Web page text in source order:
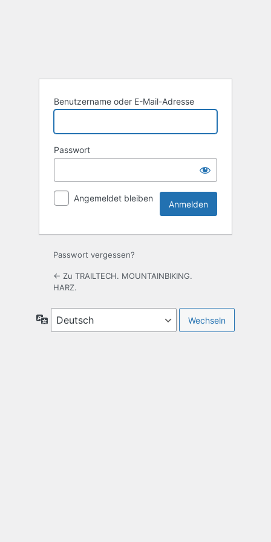
Benutzername oder E-Mail-Adresse
Passwort
Angemeldet bleiben
Passwort vergessen?
← Zu TRAILTECH. MOUNTAINBIKING.
HARZ.
Sprache